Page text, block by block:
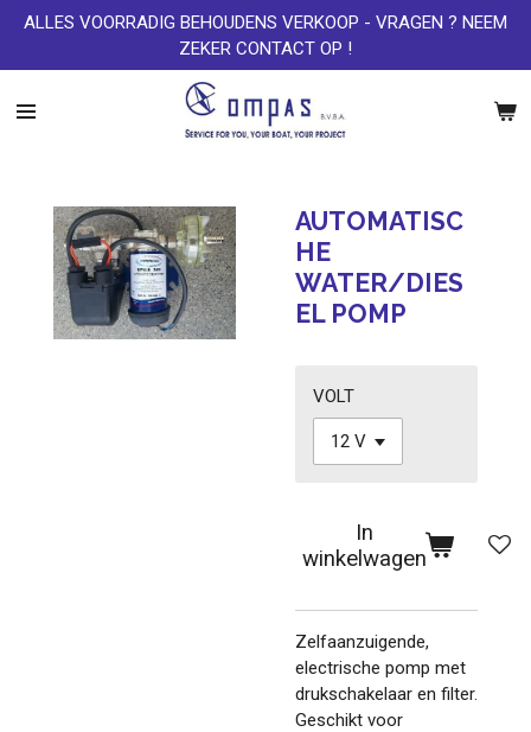
Ga
naar
de
ALLES VOORRADIG BEHOUDENS VERKOOP - VRAGEN ? NEEM
ZEKER CONTACT OP !
AUTOMATISC
HE
WATER/DIES
EL POMP
VOLT
In
winkelwagen
Zelfaanzuigende,
electrische pomp met
drukschakelaar en filter.
Geschikt voor